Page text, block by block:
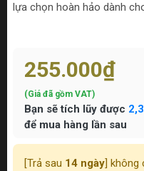
lựa chọn hoàn hảo dành
255.000₫
(Giá đã gồm VAT)
Bạn sẽ tích lũy được
để mua hàng lần sau
[Trả sau 14 ngày ]